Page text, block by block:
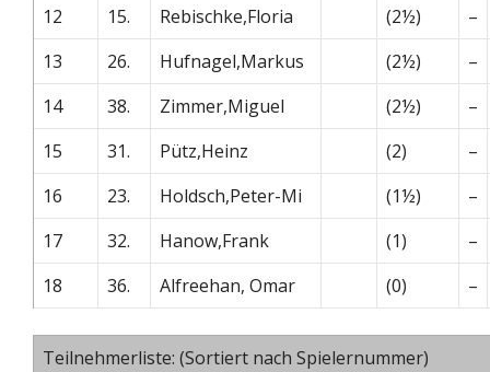
12
15. Rebischke,Floria (2½)
–
13
26. Hufnagel,Markus (2½)
–
14
38. Zimmer,Miguel (2½)
–
15
31. Pütz,Heinz (2)
–
16
23. Holdsch,Peter-Mi (1½)
–
17
32. Hanow,Frank (1)
–
18
36. Alfreehan, Omar (0) –
Teilnehmerliste: (Sortiert nach Spielernummer)